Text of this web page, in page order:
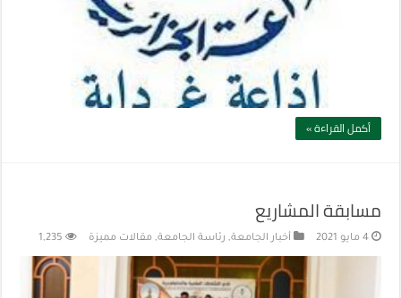
أكمل القراءة »
مسابقة المشاريع
4 مايو 2021 أخبار الجامعة, رئاسة الجامعة, مقالات مميزة 1,235